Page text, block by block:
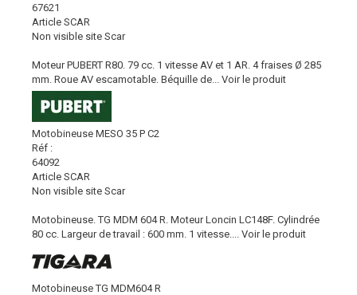
67621
Article SCAR
Non visible site Scar
Moteur PUBERT R80. 79 cc. 1 vitesse AV et 1 AR. 4 fraises Ø 285
mm. Roue AV escamotable. Béquille de...
Voir le produit
Motobineuse MESO 35 P C2
Réf :
64092
Article SCAR
Non visible site Scar
Motobineuse. TG MDM 604 R. Moteur Loncin LC148F. Cylindrée
80 cc. Largeur de travail : 600 mm. 1 vitesse....
Voir le produit
Motobineuse TG MDM604 R